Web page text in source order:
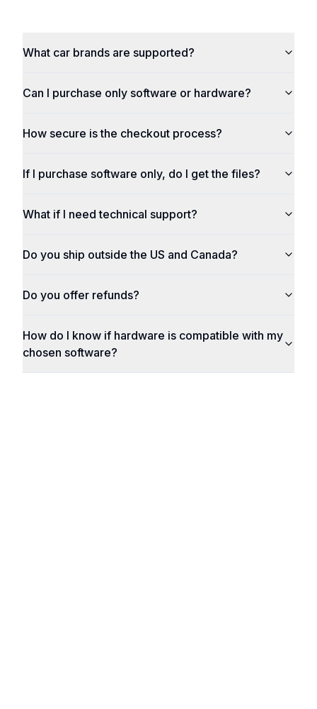
What car brands are supported?
Can I purchase only software or hardware?
How secure is the checkout process?
If I purchase software only, do I get the files?
What if I need technical support?
Do you ship outside the US and Canada?
Do you offer refunds?
How do I know if hardware is compatible with my
chosen software?